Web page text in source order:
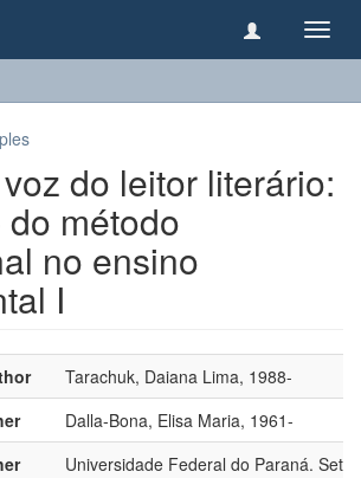
do leitor literário:
método
no ensino
I
Tarachuk, Daiana Lima, 1988-
Dalla-Bona, Elisa Maria, 1961-
Universidade Federal do Paraná.